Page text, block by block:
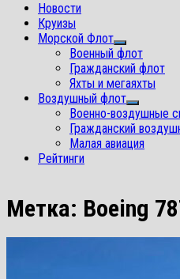
Новости
Круизы
Морской Флот
Показать
подменю
Военный флот
Гражданский флот
Яхты и мегаяхты
Воздушный флот
Показать
подменю
Военно-воздушные
Гражданский
Малая авиация
Рейтинги
Метка: Boeing